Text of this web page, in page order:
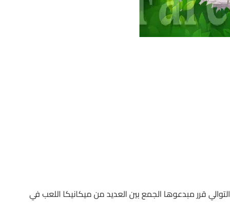
قرر مبدعوها الجمع بين العديد من ميكانيكا اللعب في